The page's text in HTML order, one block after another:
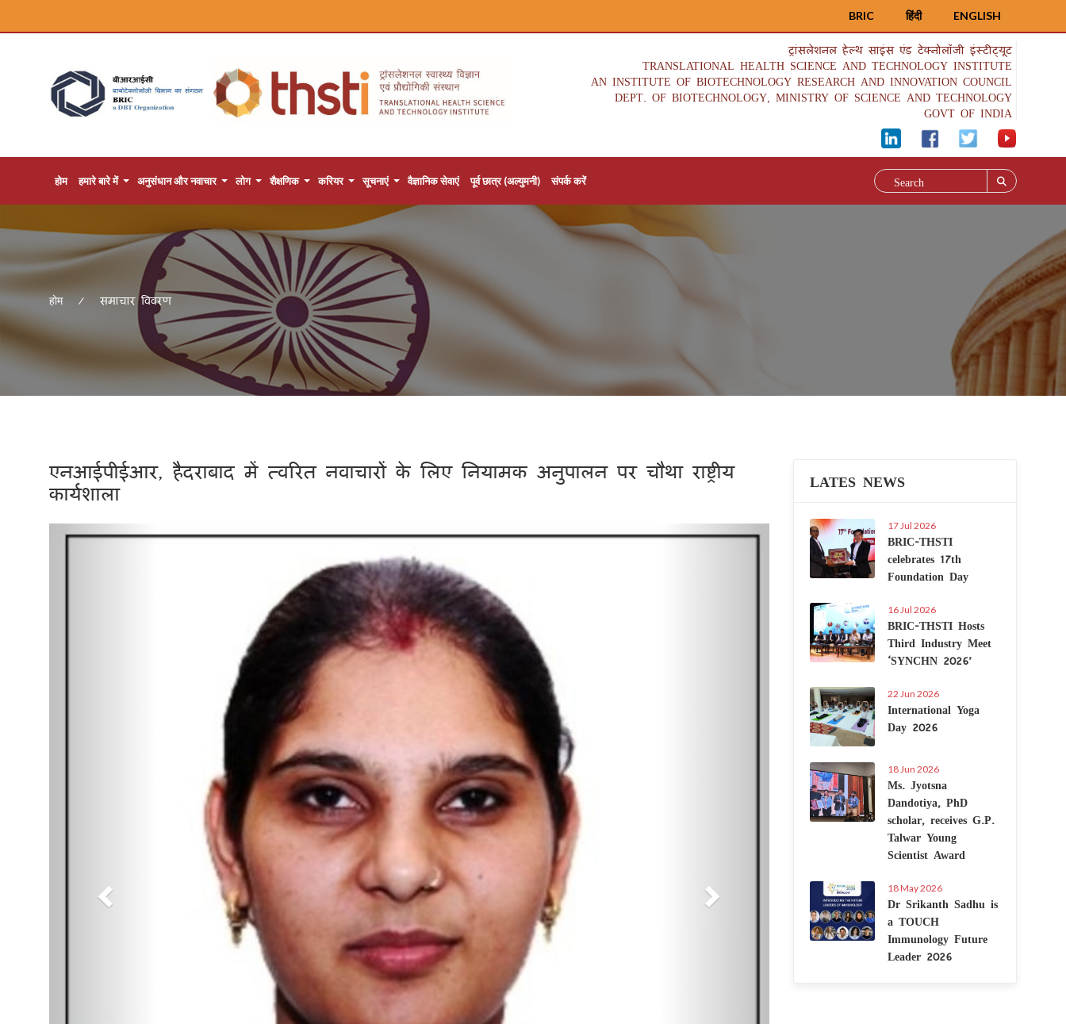
ENGLISH
हिंदी
BRIC
ट्रांसलेशनल हेल्थ साइंस एंड टेक्नोलॉजी इंस्टीट्यूट
TRANSLATIONAL HEALTH SCIENCE AND TECHNOLOGY INSTITUTE
AN INSTITUTE OF BIOTECHNOLOGY RESEARCH AND INNOVATION COUNCIL
DEPT. OF BIOTECHNOLOGY, MINISTRY OF SCIENCE AND TECHNOLOGY
GOVT OF INDIA
होम हमारे बारे में अनुसंधान और नवाचार लोग शैक्षणिक करियर सूचनाएं वैज्ञानिक सेवाएं पूर्व छात्र (अल्युमनी) संपर्क करें
होम समाचार विवरण
एनआईपीईआर, हैदराबाद में त्वरित नवाचारों के लिए नियामक अनुपालन पर चौथा राष्ट्रीय
कार्यशाला
Previous Next
LATES NEWS
17 Jul 2026
BRIC-THSTI
celebrates 17th
Foundation Day
16 Jul 2026
BRIC-THSTI Hosts
Third Industry Meet
‘SYNCHN 2026’
22 Jun 2026
International Yoga
Day 2026
18 Jun 2026
Ms. Jyotsna
Dandotiya, PhD
scholar, receives G.P.
Talwar Young
Scientist Award
18 May 2026
Dr Srikanth Sadhu is
a TOUCH
Immunology Future
Leader 2026